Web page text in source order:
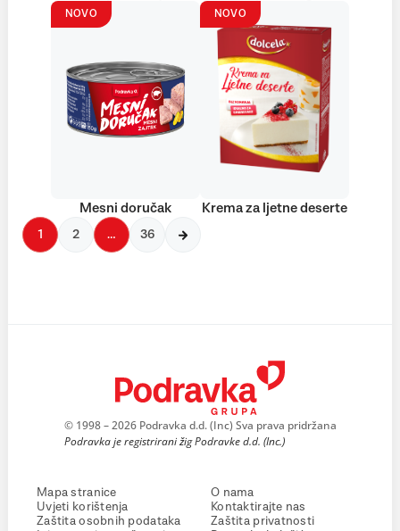
NOVO
Mesni doručak
NOVO
Krema za ljetne deserte
1 2 … 36
© 1998 – 2026 Podravka d.d. (Inc) Sva prava pridržana
Podravka je registrirani žig Podravke d.d. (Inc.)
Mapa stranice
Uvjeti korištenja
Zaštita osobnih podataka
O nama
Kontaktirajte nas
Zaštita privatnosti